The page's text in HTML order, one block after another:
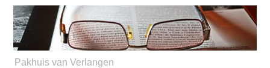
Pakhuis van Verlangen